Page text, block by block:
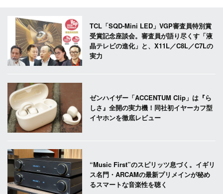
TCL「SQD-Mini LED」VGP審査員特別賞
受賞記念座談会。審査員が語り尽くす「液
晶テレビの進化」と、X11L／C8L／C7Lの
実力
ゼンハイザー「ACCENTUM Clip」は『ら
しさ』全開の実力機！同社初イヤーカフ型
イヤホンを徹底レビュー
“Music First”のスピリッツ息づく。イギリ
ス名門・ARCAMの最新プリメインが秘め
るスマートな音楽性を聴く